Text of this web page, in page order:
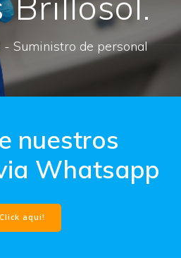
Suministro de personal
nuestros
Whatsapp
Click aqui!